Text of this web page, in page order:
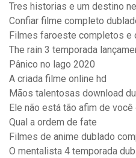
Tres historias e um destino
Confiar filme completo
Filmes faroeste completos e
The rain 3 temporada
Pânico no lago 2020
A criada filme online hd
Mãos talentosas download
Ele não está tão afim de
Qual a ordem de fate
Filmes de anime dublado
O mentalista 4 temporada